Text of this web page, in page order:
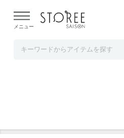
よる配送遅延が発生しております
メニュー
栗原はるみ カッター付